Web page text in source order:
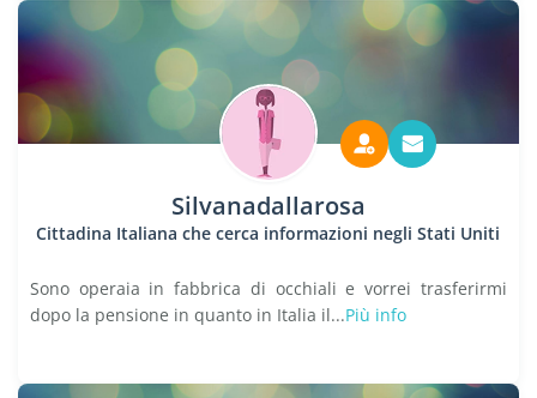
Silvanadallarosa
Cittadina Italiana che cerca informazioni negli Stati Uniti
Sono operaia in fabbrica di occhiali e vorrei trasferirmi
dopo la pensione in quanto in Italia il...Più info